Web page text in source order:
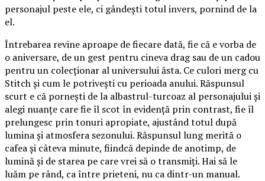
personajul peste ele, ci gândești totul invers, pornind de la
el.
Întrebarea revine aproape de fiecare dată, fie că e vorba de
o aniversare, de un gest pentru cineva drag sau de un cadou
pentru un colecționar al universului ăsta. Ce culori merg cu
Stitch și cum le potrivești cu perioada anului. Răspunsul
scurt e că pornești de la albastrul-turcoaz al personajului și
alegi nuanțe care fie îl scot în evidență prin contrast, fie îl
prelungesc prin tonuri apropiate, ajustând totul după
lumina și atmosfera sezonului. Răspunsul lung merită o
cafea și câteva minute, fiindcă depinde de anotimp, de
lumină și de starea pe care vrei să o transmiți. Hai să le
luăm pe rând, ca între prieteni, nu ca dintr-un manual.